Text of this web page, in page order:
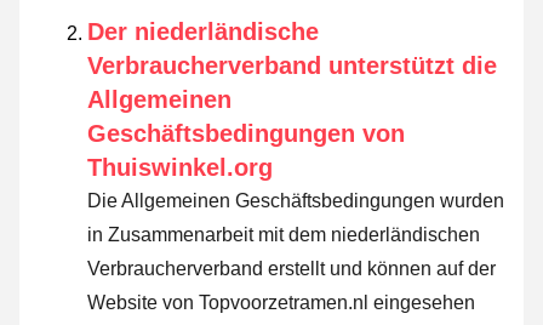
Der niederländische
Verbraucherverband unterstützt die
Allgemeinen
Geschäftsbedingungen von
Thuiswinkel.org
Die Allgemeinen Geschäftsbedingungen wurden
in Zusammenarbeit mit dem niederländischen
Verbraucherverband erstellt und können auf der
Website von Topvoorzetramen.nl eingesehen